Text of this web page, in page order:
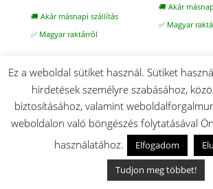
🚚 Akár másnapi szállítás
✅ Magyar raktárról
🚚 Akár
✅ Magyar
Ez a weboldal sütiket használ. Sütiket
hirdetések személyre szabásához,
biztosításához, valamint
weboldalon való böngészés folytatásával
használatához.
Elfogadom
Tudjon meg többet!